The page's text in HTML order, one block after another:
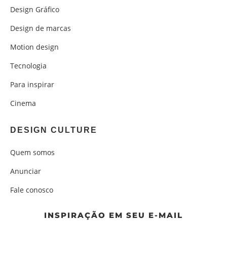
Design Gráfico
Design de marcas
Motion design
Tecnologia
Para inspirar
Cinema
DESIGN CULTURE
Quem somos
Anunciar
Fale conosco
INSPIRAÇÃO EM SEU E-MAIL